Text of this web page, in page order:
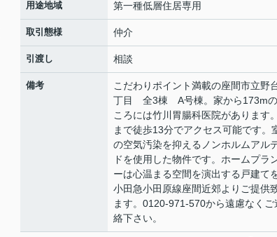
用途地域 第一種低層住居専用
取引態様 仲介
引渡し 相談
備考
こだわりポイント満載の座間市立野
丁目 全3棟 A号棟。家から173mの
ころには竹川胃腸科医院があります
まで徒歩13分でアクセス可能です。
の空気汚染を抑えるノンホルムアル
ドを使用した物件です。ホームプラ
ーは心温まる空間を演出する戸建てを
小田急小田原線座間近郊よりご提供
ます。0120-971-570から遠慮なくご
絡下さい。